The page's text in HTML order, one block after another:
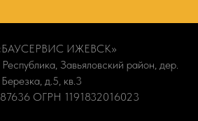
ИЖЕВСК»
Завьяловский район, дер.
Березка, д.5, кв.3
ОГРН 1191832016023